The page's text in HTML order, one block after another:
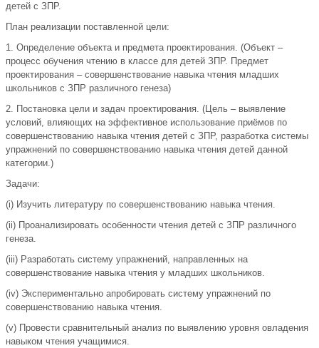
детей с ЗПР.
План реализации поставленной цели:
1. Определение объекта и предмета проектирования. (Объект –
процесс обучения чтению в классе для детей ЗПР. Предмет
проектирования – совершенствование навыка чтения младших
школьников с ЗПР различного генеза)
2. Постановка цели и задач проектирования. (Цель – выявление
условий, влияющих на эффективное использование приёмов по
совершенствованию навыка чтения детей с ЗПР, разработка системы
упражнений по совершенствованию навыка чтения детей данной
категории.)
Задачи:
(i) Изучить литературу по совершенствованию навыка чтения.
(ii) Проанализировать особенности чтения детей с ЗПР различного
генеза.
(iii) Разработать систему упражнений, направленных на
совершенствование навыка чтения у младших школьников.
(iv) Экспериментально апробировать систему упражнений по
совершенствованию навыка чтения.
(v) Провести сравнительный анализ по выявлению уровня овладения
навыком чтения учащимися.